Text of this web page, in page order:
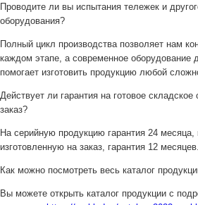
Проводите ли вы испытания тележек и
оборудования?
Полный цикл производства позволяет нам
каждом этапе, а современное оборудование
помогает изготовить продукцию любой
Действует ли гарантия на готовое
заказ?
На серийную продукцию гарантия 24 месяца,
изготовленную на заказ, гарантия 12 месяцев.
Как можно посмотреть весь каталог
Вы можете открыть каталог продукции с